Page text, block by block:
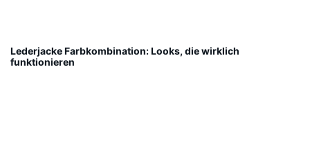
Lederjacke Farbkombination: Looks, die wirklich
funktionieren